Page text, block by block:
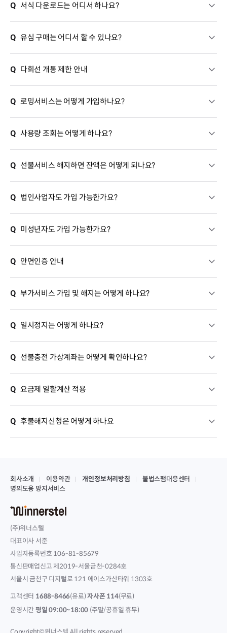
Q 서식 다운로드는 어디서 하나요?
Q 유심 구매는 어디서 할 수 있나요?
Q 다회선 개통 제한 안내
Q 로밍서비스는 어떻게 가입하나요?
Q 사용량 조회는 어떻게 하나요?
Q 선불서비스 해지하면 잔액은 어떻게 되나요?
Q 법인사업자도 가입 가능한가요?
Q 미성년자도 가입 가능한가요?
Q 안면인증 안내
Q 부가서비스 가입 및 해지는 어떻게 하나요?
Q 일시정지는 어떻게 하나요?
Q 선불충전 가상계좌는 어떻게 확인하나요?
Q 요금제 일할계산 적용
Q 후불해지신청은 어떻게 하나요
회사소개 이용약관 개인정보처리방침
불법스팸대응센터
명의도용 방지서비스
(주)위너스텔
대표이사 서준
사업자등록번호 106-81-85679
통신판매업신고 제2019-서울금천-0284호
서울시 금천구 디지털로 121 에이스가산타워 1303호
고객센터 1688-8466(유료)자사폰 114(무료)
운영시간평일 09:00~18:00 (주말/공휴일 휴무)